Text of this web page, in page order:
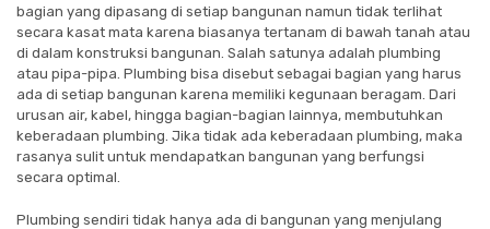
bagian yang dipasang di setiap bangunan namun tidak terlihat
secara kasat mata karena biasanya tertanam di bawah tanah atau
di dalam konstruksi bangunan. Salah satunya adalah plumbing
atau pipa-pipa. Plumbing bisa disebut sebagai bagian yang harus
ada di setiap bangunan karena memiliki kegunaan beragam. Dari
urusan air, kabel, hingga bagian-bagian lainnya, membutuhkan
keberadaan plumbing. Jika tidak ada keberadaan plumbing, maka
rasanya sulit untuk mendapatkan bangunan yang berfungsi
secara optimal.
Plumbing sendiri tidak hanya ada di bangunan yang menjulang